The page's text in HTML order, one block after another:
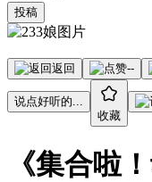
投稿
返回 --
说点好听的...
收藏
《集合啦